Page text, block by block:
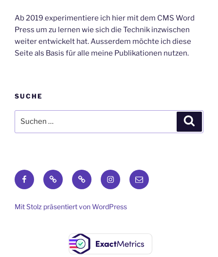
Ab 2019 experimentiere ich hier mit dem CMS Word
Press um zu lernen wie sich die Technik inzwischen
weiter entwickelt hat. Ausserdem möchte ich diese
Seite als Basis für alle meine Publikationen nutzen.
SUCHE
nach:
Donauschwaben
Forum
Geneanet
Stammbaum
GenoPro
Stammbäume
Instagram
E-
Mail
Mit Stolz präsentiert von WordPress